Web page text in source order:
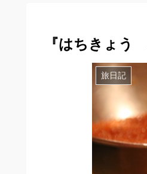
『はちきょう
旅日記